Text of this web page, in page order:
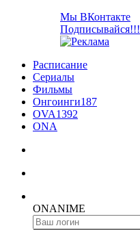
Мы ВКонтакте
Подписывайся!!!
Расписание
Сериалы
Фильмы
Онгоинги187
OVA1392
ONA
ONANIME